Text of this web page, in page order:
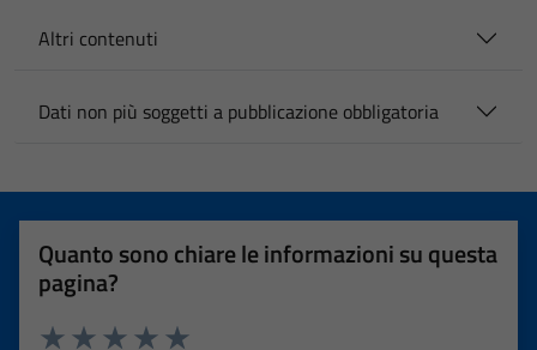
Altri contenuti
Dati non più soggetti a pubblicazione obbligatoria
Quanto sono chiare le informazioni su questa
pagina?